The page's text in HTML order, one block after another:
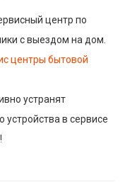
центр по
с выездом на дом.
центры бытовой
устранят
устройства в сервисе